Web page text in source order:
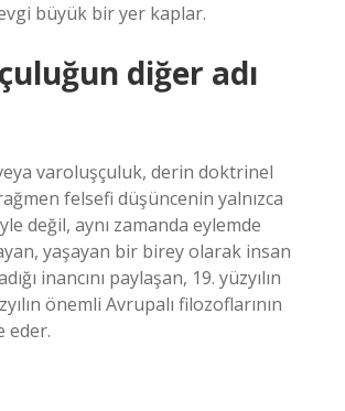
büyük bir yer kaplar.
diğer adı
varoluşçuluk, derin doktrinel
felsefi düşüncenin yalnızca
değil, aynı zamanda eylemde
yaşayan bir birey olarak insan
inancını paylaşan, 19. yüzyılın
önemli Avrupalı ​​filozoflarının
eder.